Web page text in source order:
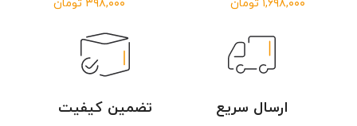
تومان تومان
ارسال سریع تضمین کیفیت